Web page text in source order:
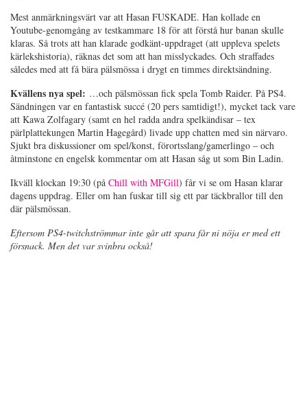
Mest anmärkningsvärt var att Hasan FUSKADE. Han kollade en
Youtube-genomgång av testkammare 18 för att förstå hur banan skulle
klaras. Så trots att han klarade godkänt-uppdraget (att uppleva spelets
kärlekshistoria), räknas det som att han misslyckades. Och straffades
således med att få bära pälsmössa i drygt en timmes direktsändning.
Kvällens nya spel: …och pälsmössan fick spela Tomb Raider. På PS4.
Sändningen var en fantastisk succé (20 pers samtidigt!), mycket tack vare
att Kawa Zolfagary (samt en hel radda andra spelkändisar – tex
pärlplattekungen Martin Hagegård) livade upp chatten med sin närvaro.
Sjukt bra diskussioner om spel/konst, förortsslang/gamerlingo – och
åtminstone en engelsk kommentar om att Hasan såg ut som Bin Ladin.
Ikväll klockan 19:30 (på Chill with MFGill) får vi se om Hasan klarar
dagens uppdrag. Eller om han fuskar till sig ett par täckbrallor till den
där pälsmössan.
Eftersom PS4-twitchströmmar inte går att spara får ni nöja er med ett
försnack. Men det var svinbra också!